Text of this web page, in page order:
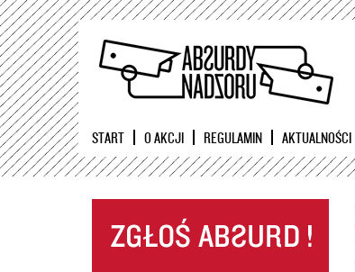
START O AKCJI REGULAMIN AKTUALNOŚCI